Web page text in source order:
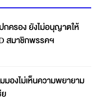
ครอง ยังไม่อนุญาตให้
สมาชิกพรรคฯ
องไม่เห็นความพยายาม